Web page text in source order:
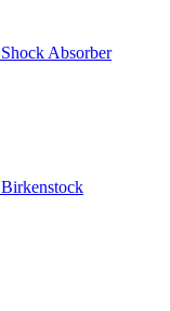
Shock Absorber
Birkenstock